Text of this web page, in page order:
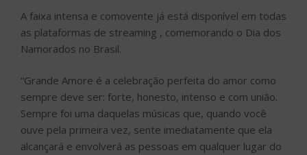
A faixa intensa e comovente já está disponível em todas
as plataformas de streaming , comemorando o Dia dos
Namorados no Brasil.
“Grande Amore é a celebração perfeita do amor como
sempre deve ser: forte, honesto, intenso e com união.
Sempre foi uma daquelas músicas que, quando você
ouve pela primeira vez, sente imediatamente que ela
alcançará e envolverá as pessoas em qualquer lugar do